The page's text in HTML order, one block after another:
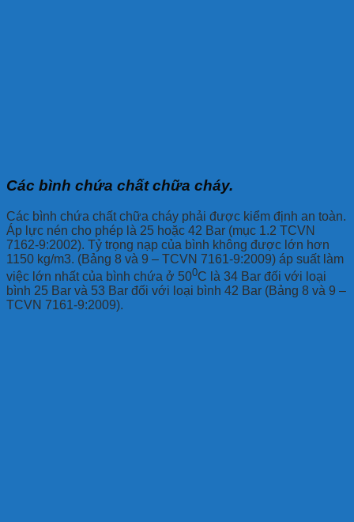
Các bình chứa chất chữa cháy.
Các bình chứa chất chữa cháy phải được kiểm định an toàn.
Áp lực nén cho phép là 25 hoặc 42 Bar (mục 1.2 TCVN
7162-9:2002). Tỷ trọng nạp của bình không được lớn hơn
1150 kg/m3. (Bảng 8 và 9 – TCVN 7161-9:2009) áp suất làm
việc lớn nhất của bình chứa ở 500C là 34 Bar đối với loại
bình 25 Bar và 53 Bar đối với loại bình 42 Bar (Bảng 8 và 9 –
TCVN 7161-9:2009).